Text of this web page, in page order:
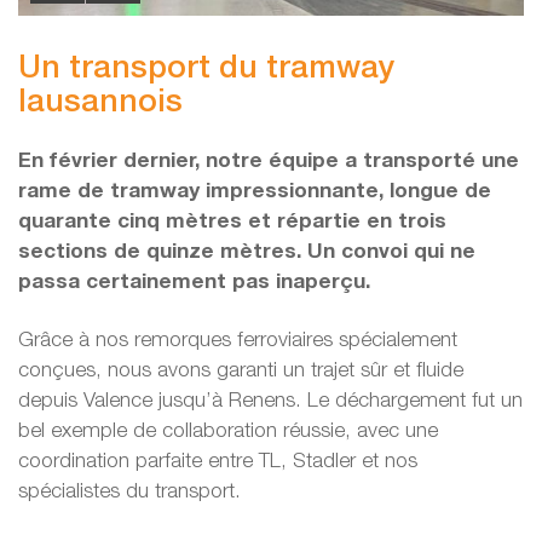
Un transport du tramway
lausannois
En février dernier, notre équipe a transporté une
rame de tramway impressionnante, longue de
quarante cinq mètres et répartie en trois
sections de quinze mètres. Un convoi qui ne
passa certainement pas inaperçu.
Grâce à nos remorques ferroviaires spécialement
conçues, nous avons garanti un trajet sûr et fluide
depuis Valence jusqu’à Renens. Le déchargement fut un
bel exemple de collaboration réussie, avec une
coordination parfaite entre TL, Stadler et nos
spécialistes du transport.